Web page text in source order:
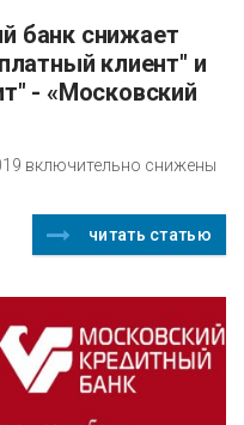
клиент" и
- «Московский
включительно снижены
читать статью